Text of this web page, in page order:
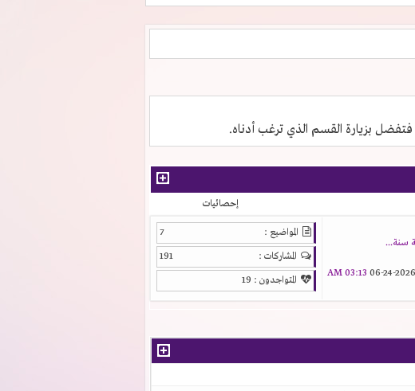
فتفضل بزيارة القسم الذي ترغب أدناه.
إحصائيات
سنة...
06-24-2026
03:13 AM
المواضيع :
7
المشاركات :
191
المتواجدون : 19